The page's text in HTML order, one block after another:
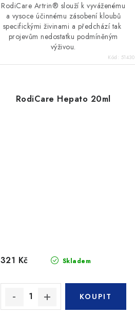
RodiCare Artrin® slouží k vyváženému
a vysoce účinnému zásobení kloubů
specifickými živinami a předchází tak
projevům nedostatku podmíněným
výživou.
Kód: 51430
RodiCare Hepato 20ml
Skladem
321 Kč